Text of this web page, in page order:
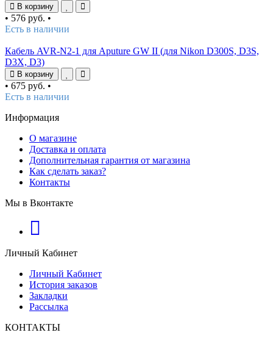
В корзину
• 576 руб. •
Есть в наличии
Кабель AVR-N2-1 для Aputure GW II (для Nikon D300S, D3S,
D3X, D3)
В корзину
• 675 руб. •
Есть в наличии
Информация
О магазине
Доставка и оплата
Дополнительная гарантия от магазина
Как сделать заказ?
Контакты
Мы в Вконтакте
Личный Кабинет
Личный Кабинет
История заказов
Закладки
Рассылка
КОНТАКТЫ